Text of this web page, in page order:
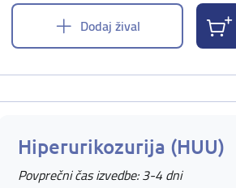
Dodaj žival
Hiperurikozurija (HUU)
Povprečni čas izvedbe: 3-4 dni